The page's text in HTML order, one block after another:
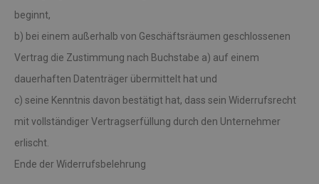
beginnt,
b) bei einem außerhalb von Geschäftsräumen geschlossenen
Vertrag die Zustimmung nach Buchstabe a) auf einem
dauerhaften Datenträger übermittelt hat und
c) seine Kenntnis davon bestätigt hat, dass sein Widerrufsrecht
mit vollständiger Vertragserfüllung durch den Unternehmer
erlischt.
Ende der Widerrufsbelehrung